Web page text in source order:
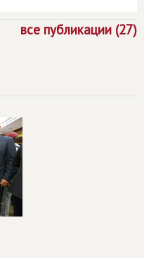
все публикации (27)